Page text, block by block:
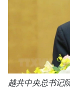
越共中央总书记